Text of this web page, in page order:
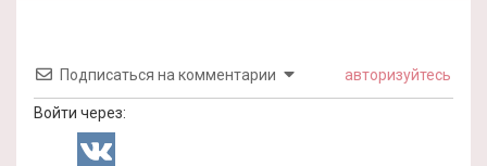
Подписаться на комментарии авторизуйтесь
Войти через: